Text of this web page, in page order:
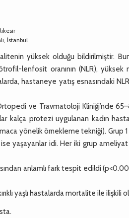
İstanbul
yüksek olduğu bildirilmiştir.
lenfosit oranının (NLR),
hastaneye yatış esnasındaki
ve Travmatoloji Kliniği’nde
kalça protezi uygulanan kadın
yönelik örnekleme tekniği). Grup
yaşayanlar idi. Her iki grup ameliyat
anlamlı fark tespit edildi
yaşlı hastalarda mortalite ile ilişkili